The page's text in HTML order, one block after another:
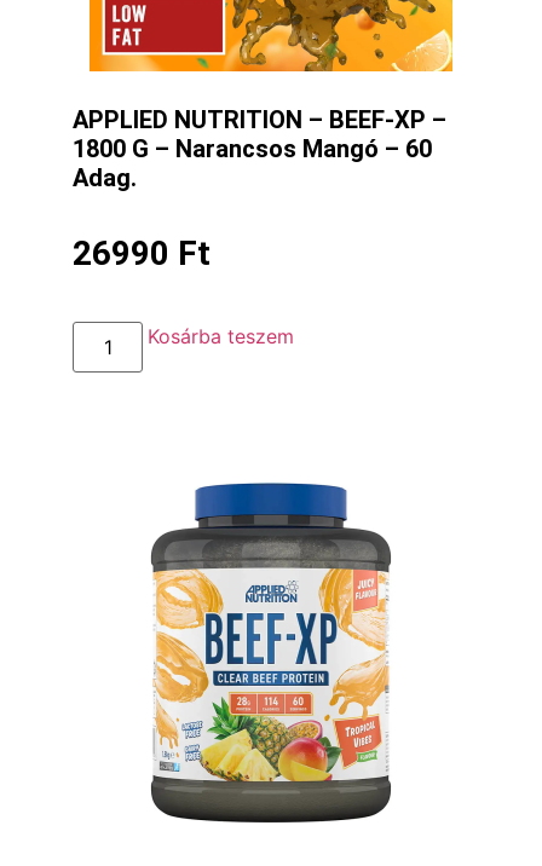
APPLIED NUTRITION – BEEF-XP –
1800 G – Narancsos Mangó – 60
Adag.
26990 Ft
Kosárba teszem